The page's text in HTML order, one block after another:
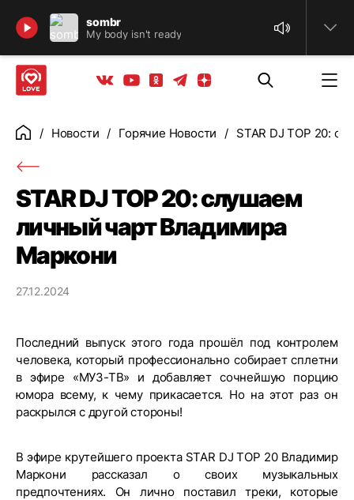
sombr
My body isn't ready
Найти
Вконтакте
YoutubeОдноклассники
ТелеграмЯндекс дзен
ГлавнаяНовости Горячие Новости STAR DJ TOP 20:
STAR DJ TOP 20: слушаем
личный чарт Владимира
Маркони
27.12.2024
Последний выпуск этого года прошёл под контролем
человека, который профессионально собирает сплетни
в эфире «МУЗ-ТВ» и добавляет сочнейшую порцию
юмора всему, к чему прикасается. Но на этот раз он
раскрылся с другой стороны!
В эфире крутейшего проекта STAR DJ TOP 20 Владимир
Маркони рассказал о своих музыкальных
предпочтениях. Он лично поставил треки, которые